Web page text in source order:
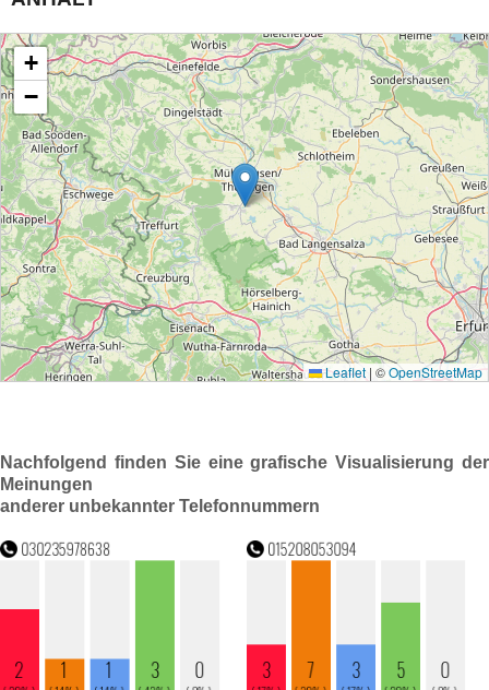
Nachfolgend finden Sie eine grafische Visualisierung der
Meinungen
anderer unbekannter Telefonnummern